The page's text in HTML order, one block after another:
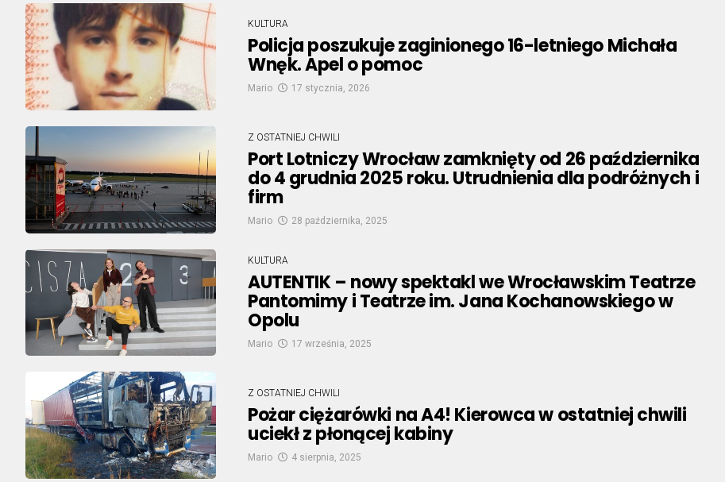
KULTURA
Policja poszukuje zaginionego 16-letniego Michała
Wnęk. Apel o pomoc
Mario 17 stycznia, 2026
Z OSTATNIEJ CHWILI
Port Lotniczy Wrocław zamknięty od 26 października
do 4 grudnia 2025 roku. Utrudnienia dla podróżnych i
firm
Mario 28 października, 2025
KULTURA
AUTENTIK – nowy spektakl we Wrocławskim Teatrze
Pantomimy i Teatrze im. Jana Kochanowskiego w
Opolu
Mario 17 września, 2025
Z OSTATNIEJ CHWILI
Pożar ciężarówki na A4! Kierowca w ostatniej chwili
uciekł z płonącej kabiny
Mario 4 sierpnia, 2025